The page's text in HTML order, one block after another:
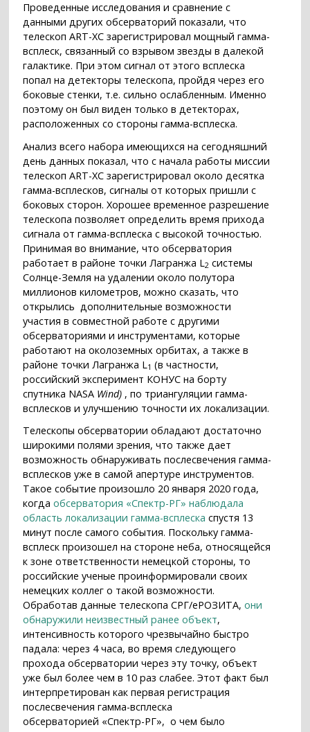
Проведенные исследования и сравнение с
данными других обсерваторий показали, что
телескоп ART-XC зарегистрировал мощный гамма-
всплеск, связанный со взрывом звезды в далекой
галактике. При этом сигнал от этого всплеска
попал на детекторы телескопа, пройдя через его
боковые стенки, т.е. сильно ослабленным. Именно
поэтому он был виден только в детекторах,
расположенных со стороны гамма-всплеска.
Анализ всего набора имеющихся на сегодняшний
день данных показал, что с начала работы миссии
телескоп ART-XC зарегистрировал около десятка
гамма-всплесков, сигналы от которых пришли с
боковых сторон. Хорошее временное разрешение
телескопа позволяет определить время прихода
сигнала от гамма-всплеска с высокой точностью.
Принимая во внимание, что обсерватория
работает в районе точки Лагранжа L2 системы
Солнце-Земля на удалении около полутора
миллионов километров, можно сказать, что
открылись дополнительные возможности
участия в совместной работе с другими
обсерваториями и инструментами, которые
работают на околоземных орбитах, а также в
районе точки Лагранжа L1 (в частности,
российский эксперимент КОНУС на борту
спутника NASA Wind) , по триангуляции гамма-
всплесков и улучшению точности их локализации.
Телескопы обсерватории обладают достаточно
широкими полями зрения, что также дает
возможность обнаруживать послесвечения гамма-
всплесков уже в самой апертуре инструментов.
Такое событие произошло 20 января 2020 года,
когдаобсерватория «Спектр-РГ» наблюдала
область локализации гамма-всплеска спустя 13
минут после самого события. Поскольку гамма-
всплеск произошел на стороне неба, относящейся
к зоне ответственности немецкой стороны, то
российские ученые проинформировали своих
немецких коллег о такой возможности.
Обработав данные телескопа СРГ/еРОЗИТА,они
обнаружили неизвестный ранее объект,
интенсивность которого чрезвычайно быстро
падала: через 4 часа, во время следующего
прохода обсерватории через эту точку, объект
уже был более чем в 10 раз слабее. Этот факт был
интерпретирован как первая регистрация
послесвечения гамма-всплеска
обсерваторией «Спектр-РГ», о чем было